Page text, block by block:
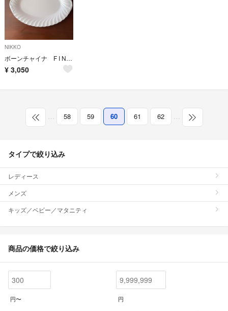
NIKKO
ボーンチャイナ F I NE BONE CH I NAプレート
¥ 3,050
… 58 59 60 61 62 …
タイプで絞り込み
レディース
メンズ
キッズ／ベビー／マタニティ
商品の価格で絞り込み
円〜 円